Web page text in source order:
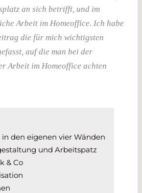
an sich betrifft, und im
Arbeit im Homeoffice. Ich habe
die für mich wichtigsten
auf die man bei der
Arbeit im Homeoffice achten
den eigenen vier Wänden
und Arbeitspatz
& Co